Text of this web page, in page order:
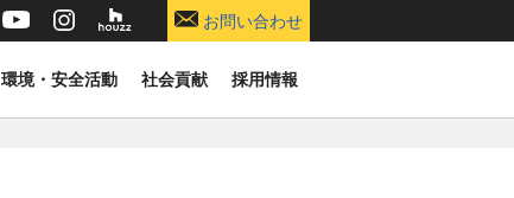
お問い合わせ
環境・安全活動 社会貢献 採用情報